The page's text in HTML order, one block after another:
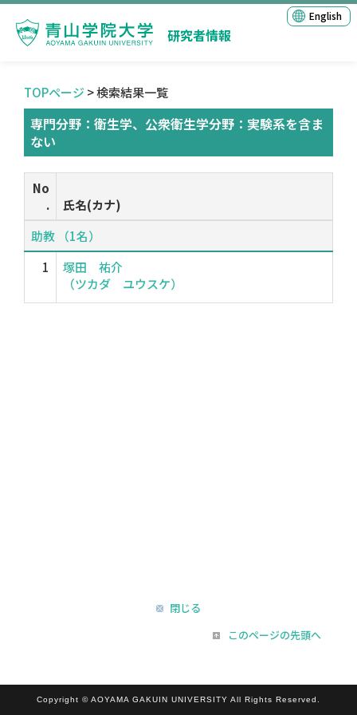
研究者情報
English
TOPページ > 検索結果一覧
専門分野：衛生学、公衆衛生学分野：実験系を含ま
ない
No
.
氏名(カナ)
助教 （1名）
1
塚田 祐介
（ツカダ ユウスケ）
閉じる
このページの先頭へ
Copyright © AOYAMA GAKUIN UNIVERSITY All Rights Reserved.